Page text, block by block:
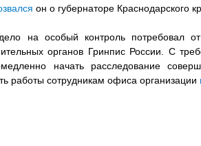
он о губернаторе Краснодарского
на особый контроль потребовал
органов Гринпис России. С
начать расследование
работы сотрудникам офиса организации